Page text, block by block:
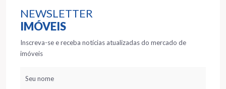
NEWSLETTER
IMÓVEIS
Inscreva-se e receba notícias atualizadas do mercado de
imóveis